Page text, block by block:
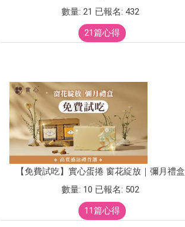
數量: 21 已報名: 432
21篇心得
【免費試吃】實心蛋捲 窗花綻放｜彌月禮盒
數量: 10 已報名: 502
11篇心得